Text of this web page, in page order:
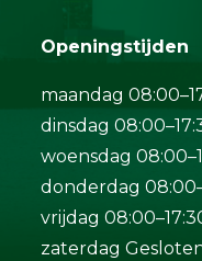
Openingstijden
maandag
dinsdag
woensdag
donderdag
vrijdag
zaterdag